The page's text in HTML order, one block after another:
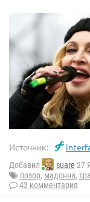
Источник:
Добавил suare 27
позор, мадонна,
43 комментария